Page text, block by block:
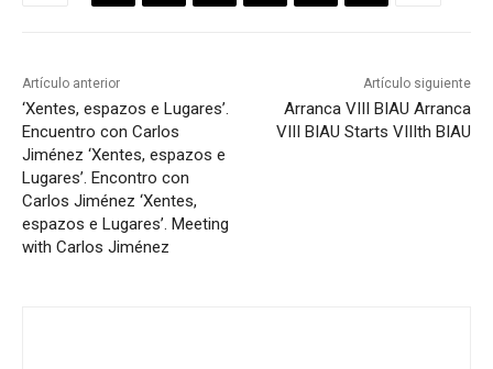
Artículo anterior
‘Xentes, espazos e Lugares’.
Encuentro con Carlos
Jiménez ‘Xentes, espazos e
Lugares’. Encontro con
Carlos Jiménez ‘Xentes,
espazos e Lugares’. Meeting
with Carlos Jiménez
Artículo siguiente
Arranca VIII BIAU Arranca
VIII BIAU Starts VIIIth BIAU